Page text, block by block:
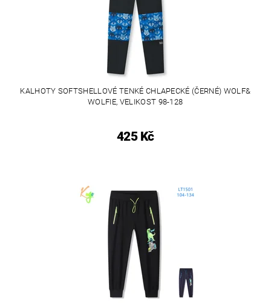
KALHOTY SOFTSHELLOVÉ TENKÉ CHLAPECKÉ (ČERNÉ) WOLF&
WOLFIE, VELIKOST 98-128
425 Kč